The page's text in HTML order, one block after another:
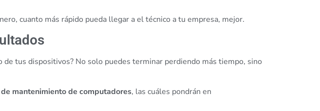
cuanto más rápido pueda llegar a el técnico a tu empresa, mejor.
tus dispositivos? No solo puedes terminar perdiendo más tiempo, sino
mantenimiento de computadores, las cuáles pondrán en